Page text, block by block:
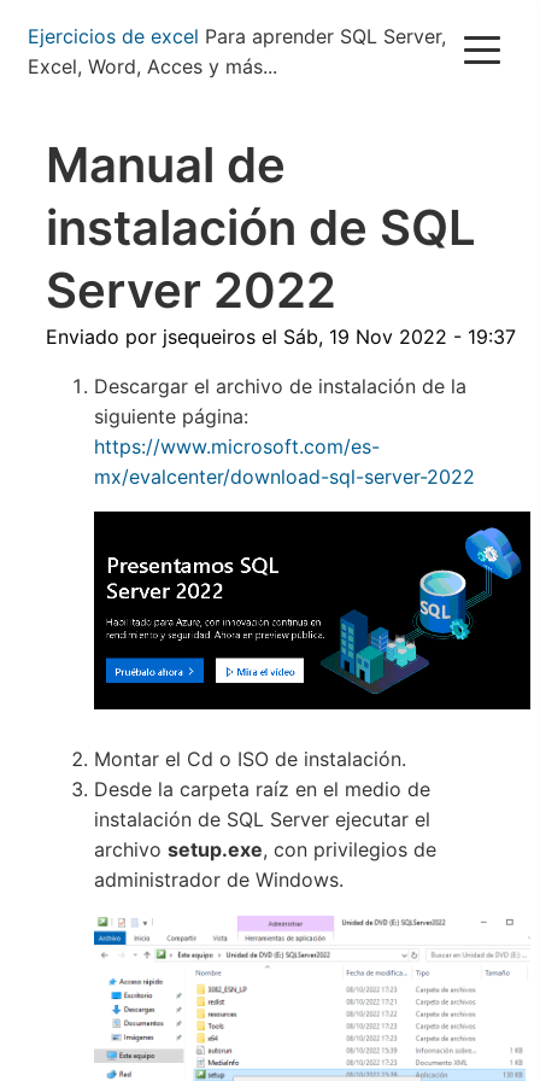
Pasar
contenido
Ejercicios de excel Para aprender SQL Server,
Excel, Word, Acces y más...
Manual de
instalación de SQL
Server 2022
Enviado por jsequeiros el Sáb, 19 Nov 2022 - 19:37
Descargar el archivo de instalación de la
siguiente página:
https://www.microsoft.com/es-
mx/evalcenter/download-sql-server-2022
Montar el Cd o ISO de instalación.
Desde la carpeta raíz en el medio de
instalación de SQL Server ejecutar el
archivo setup.exe, con privilegios de
administrador de Windows.